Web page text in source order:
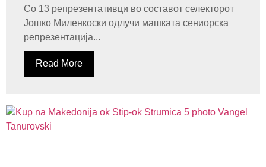
Со 13 репрезентативци во составот селекторот
Јошко Миленкоски одлучи машката сениорска
репрезентација...
Read More